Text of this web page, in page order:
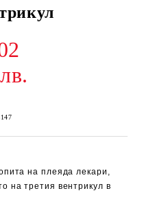
на плеяда лекари,
на третия вентрикул в